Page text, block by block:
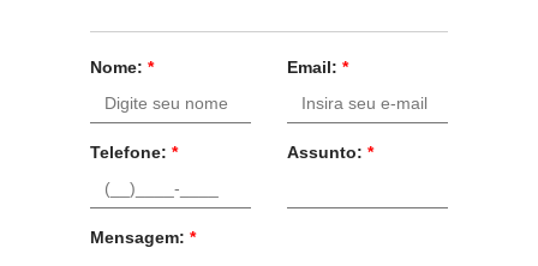
Nome: * Email: *
Telefone: * Assunto: *
Mensagem: *